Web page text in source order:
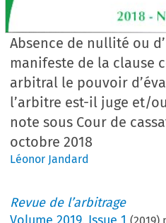
Absence de nullité ou
manifeste de la clause
arbitral le pouvoir
l’arbitre est-il juge et/
note sous Cour de
octobre 2018
Léonor Jandard
Revue de l’arbitrage